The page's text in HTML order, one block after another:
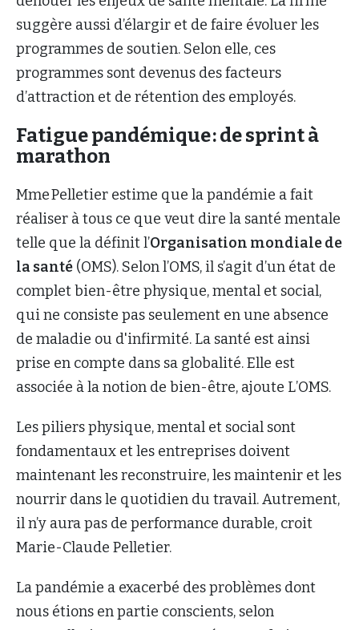
suggère aussi d’élargir et de faire évoluer les
programmes de soutien. Selon elle, ces
programmes sont devenus des facteurs
d’attraction et de rétention des employés.
Fatigue pandémique : de sprint à
marathon
Mme Pelletier estime que la pandémie a fait
réaliser à tous ce que veut dire la santé mentale
telle que la définit l’Organisation mondiale de
la santé (OMS). Selon l’OMS, il s’agit d’un état de
complet bien-être physique, mental et social,
qui ne consiste pas seulement en une absence
de maladie ou d'infirmité. La santé est ainsi
prise en compte dans sa globalité. Elle est
associée à la notion de bien-être, ajoute L’OMS.
Les piliers physique, mental et social sont
fondamentaux et les entreprises doivent
maintenant les reconstruire, les maintenir et les
nourrir dans le quotidien du travail. Autrement,
il n’y aura pas de performance durable, croit
Marie-Claude Pelletier.
La pandémie a exacerbé des problèmes dont
nous étions en partie conscients, selon